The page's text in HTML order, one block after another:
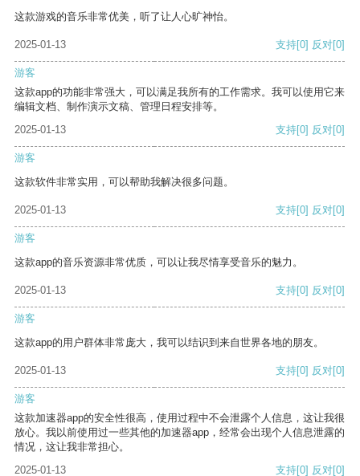
这款游戏的音乐非常优美，听了让人心旷神怡。
2025-01-13 支持[0] 反对[0]
游客
这款app的功能非常强大，可以满足我所有的工作需求。我可以使用它来
编辑文档、制作演示文稿、管理日程安排等。
2025-01-13
支持[0] 反对[0]
游客
这款软件非常实用，可以帮助我解决很多问题。
2025-01-13 支持[0] 反对[0]
游客
这款app的音乐资源非常优质，可以让我尽情享受音乐的魅力。
2025-01-13 支持[0] 反对[0]
游客
这款app的用户群体非常庞大，我可以结识到来自世界各地的朋友。
2025-01-13 支持[0] 反对[0]
游客
这款加速器app的安全性很高，使用过程中不会泄露个人信息，这让我很
放心。我以前使用过一些其他的加速器app，经常会出现个人信息泄露的
情况，这让我非常担心。
2025-01-13
支持[0] 反对[0]